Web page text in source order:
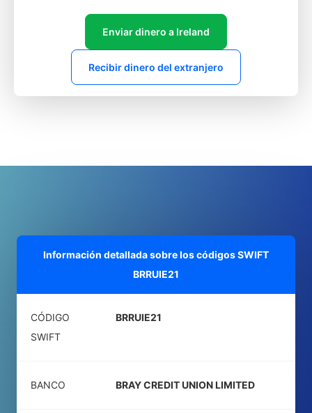
Enviar dinero a Ireland
Recibir dinero del extranjero
Información detallada sobre los códigos SWIFT
BRRUIE21
CÓDIGO
SWIFT
BRRUIE21
BANCO BRAY CREDIT UNION LIMITED